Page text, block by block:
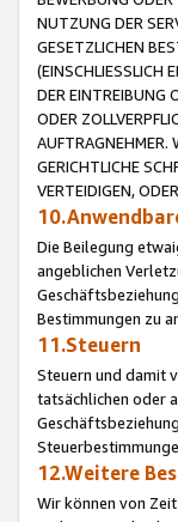
NUTZUNG DER
GESETZLICHEN
(EINSCHLIESSLICH
DER EINTREIBUNG
ODER
AUFTRAGNEHMER.
GERICHTLICHE
VERTEIDIGEN,
Die Beilegung
angeblichen
Bestimmungen zu
11.Steuern
Steuern und damit
tatsächlichen oder
12.Weitere
Wir können von